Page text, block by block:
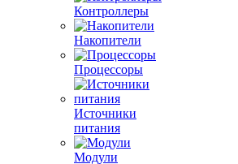
Контроллеры
Накопители
Процессоры
Источники
питания
Модули